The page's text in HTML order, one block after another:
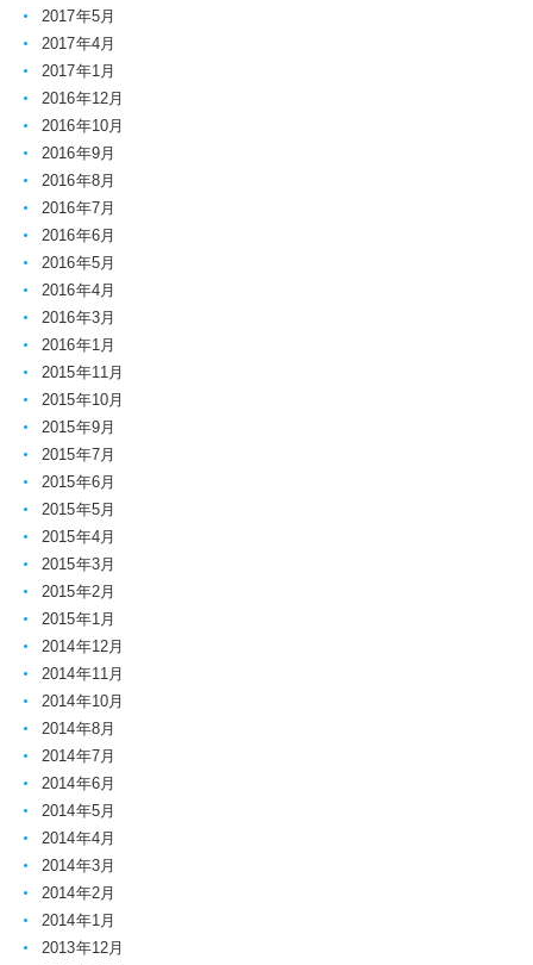
2017年5月
2017年4月
2017年1月
2016年12月
2016年10月
2016年9月
2016年8月
2016年7月
2016年6月
2016年5月
2016年4月
2016年3月
2016年1月
2015年11月
2015年10月
2015年9月
2015年7月
2015年6月
2015年5月
2015年4月
2015年3月
2015年2月
2015年1月
2014年12月
2014年11月
2014年10月
2014年8月
2014年7月
2014年6月
2014年5月
2014年4月
2014年3月
2014年2月
2014年1月
2013年12月